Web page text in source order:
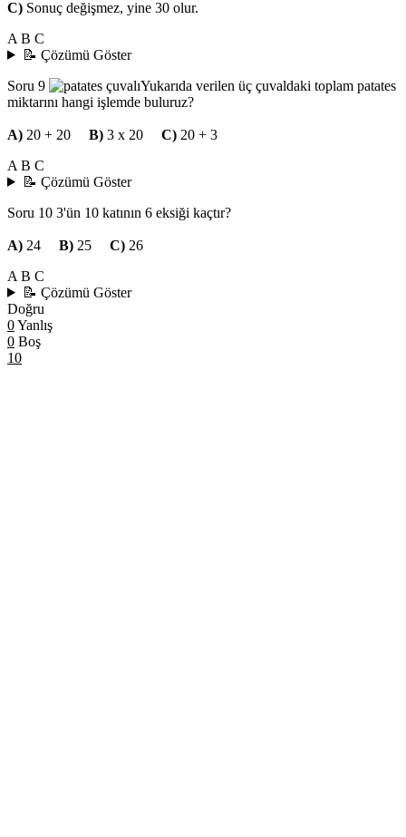
C) Sonuç değişmez, yine 30 olur.
A B C
📝 Çözümü Göster
Soru 9
Yukarıda verilen üç çuvaldaki toplam patates
miktarını hangi işlemde buluruz?
A) 20 + 20 B) 3 x 20 C) 20 + 3
A B C
📝 Çözümü Göster
Soru 10 3'ün 10 katının 6 eksiği kaçtır?
A) 24 B) 25 C) 26
A B C
📝 Çözümü Göster
Doğru
0Yanlış
0 Boş
10